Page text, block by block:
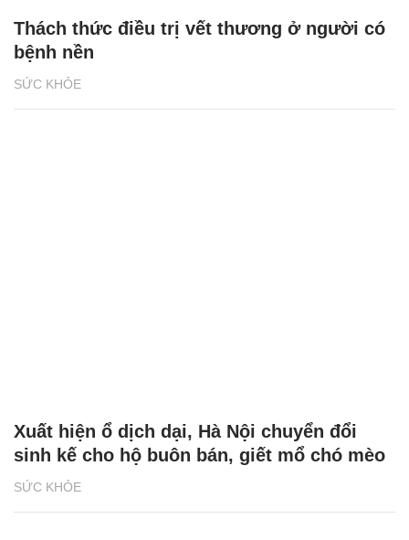
SỨC KHỎE
Thách thức điều trị vết thương ở người có
bệnh nền
SỨC KHỎE
Xuất hiện ổ dịch dại, Hà Nội chuyển đổi
sinh kế cho hộ buôn bán, giết mổ chó mèo